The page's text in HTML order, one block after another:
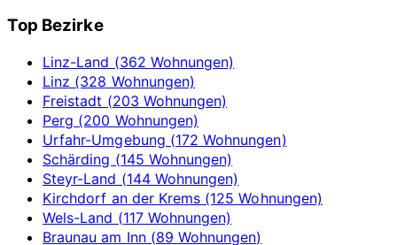
Top Bezirke
Linz-Land (362 Wohnungen)
Linz (328 Wohnungen)
Freistadt (203 Wohnungen)
Perg (200 Wohnungen)
Urfahr-Umgebung (172 Wohnungen)
Schärding (145 Wohnungen)
Steyr-Land (144 Wohnungen)
Kirchdorf an der Krems (125 Wohnungen)
Wels-Land (117 Wohnungen)
Braunau am Inn (89 Wohnungen)